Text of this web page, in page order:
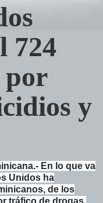
724
por
y
En lo que va
Unidos ha
de los
tráfico de drogas,